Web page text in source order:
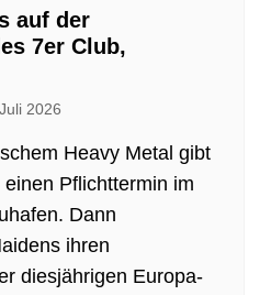
auf der
7er Club,
2026
Heavy Metal gibt
Pflichttermin im
Dann
ihren
diesjährigen Europa-